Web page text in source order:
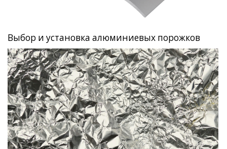
Выбор и установка алюминиевых порожков